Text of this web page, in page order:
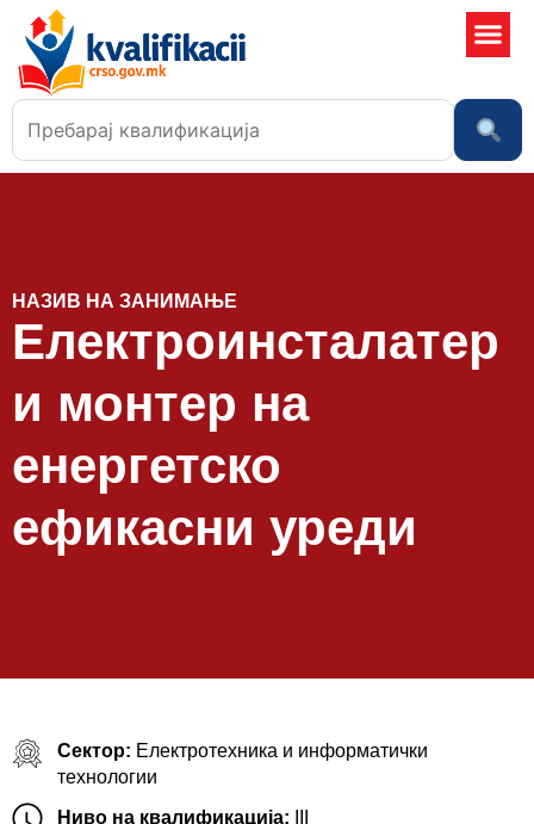
НАЗИВ НА ЗАНИМАЊЕ
Електроинсталатер
и монтер на
енергетско
ефикасни уреди
Сектор: Електротехника и информатички
технологии
Ниво на квалификација: